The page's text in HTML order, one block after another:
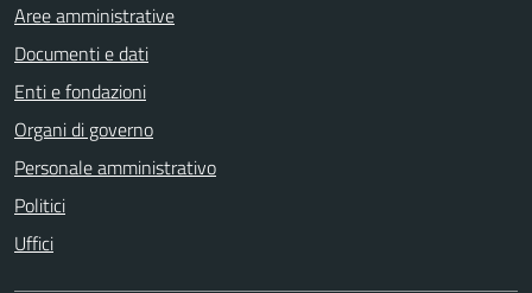
Aree amministrative
Documenti e dati
Enti e fondazioni
Organi di governo
Personale amministrativo
Politici
Uffici